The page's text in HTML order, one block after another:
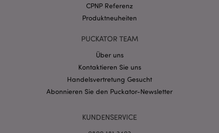
CPNP Referenz
Produktneuheiten
PUCKATOR TEAM
Über uns
Kontaktieren Sie uns
Handelsvertretung Gesucht
Abonnieren Sie den Puckator-Newsletter
KUNDENSERVICE
mage-cache-storage-section-
PHPSESSID
PHP.net
Datenschutzbestimmungen von Google